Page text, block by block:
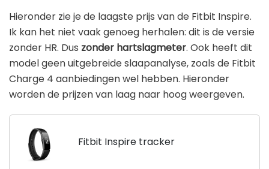
Hieronder zie je de laagste prijs van de Fitbit Inspire.
Ik kan het niet vaak genoeg herhalen: dit is de versie
zonder HR. Dus zonder hartslagmeter. Ook heeft dit
model geen uitgebreide slaapanalyse, zoals de Fitbit
Charge 4 aanbiedingen wel hebben. Hieronder
worden de prijzen van laag naar hoog weergeven.
Fitbit Inspire tracker